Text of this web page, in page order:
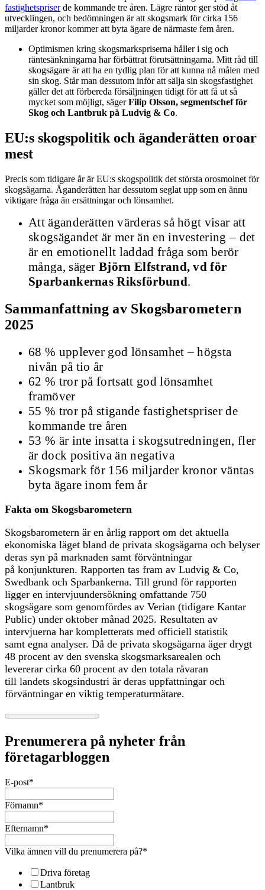
fastighetspriserde kommande tre åren. Lägre räntor ger stöd åt
utvecklingen, och bedömningen är att skogsmark för cirka 156
miljarder kronor kommer att byta ägare de närmaste fem åren.
Optimismen kring skogsmarkspriserna håller i sig och
räntesänkningarna har förbättrat förutsättningarna. Mitt råd till
skogsägare är att ha en tydlig plan för att kunna nå målen med
sin skog. Står man dessutom inför att sälja sin skogsfastighet
gäller det att förbereda försäljningen tidigt för att få ut så
mycket som möjligt, sägerFilip Olsson, segmentschef för
Skog och Lantbruk på Ludvig & Co.
EU:s skogspolitik och äganderätten oroar
mest
Precis som tidigare år är EU:s skogspolitik det största orosmolnet för
skogsägarna. Äganderätten har dessutom seglat upp som en ännu
viktigare fråga än ersättningar och lönsamhet.
Att äganderätten värderas så högt visar att
skogsägandet är mer än en investering – det
är en emotionellt laddad fråga som berör
många, sägerBjörn Elfstrand, vd för
Sparbankernas Riksförbund.
Sammanfattning av Skogsbarometern
2025
68 % upplever god lönsamhet – högsta
nivån på tio år
62 % tror på fortsatt god lönsamhet
framöver
55 % tror på stigande fastighetspriser de
kommande tre åren
53 % är inte insatta i skogsutredningen, fler
är dock positiva än negativa
Skogsmark för 156 miljarder kronor väntas
byta ägare inom fem år
Fakta om Skogsbarometern
Skogsbarometern är en årlig rapport om det aktuella
ekonomiska läget bland de privata skogsägarna och belyser
deras syn på marknaden samt förväntningar
på konjunkturen. Rapporten tas fram av Ludvig & Co,
Swedbank och Sparbankerna. Till grund för rapporten
ligger en intervjuundersökning omfattande 750
skogsägare som genomfördes av Verian (tidigare Kantar
Public) under oktober månad 2025. Resultaten av
intervjuerna har kompletterats med officiell statistik
samt egna analyser. Då de privata skogsägarna äger drygt
48 procent av den svenska skogsmarksarealen och
levererar cirka 60 procent av den totala råvaran
till landets skogsindustri är deras uppfattningar och
förväntningar en viktig temperaturmätare.
Prenumerera på nyheter från
företagarbloggen
E-post*
Förnamn*
Efternamn*
Vilka ämnen vill du prenumerera på?*
Driva företag
Lantbruk